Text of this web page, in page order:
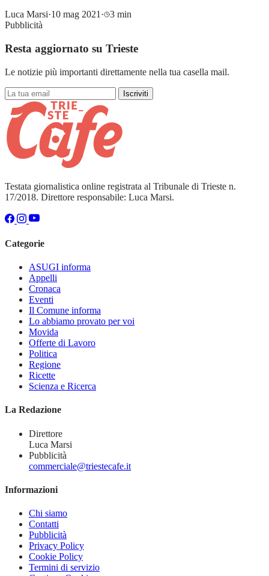
Luca Marsi·10 mag 2021 ·
3 min
Pubblicità
Resta aggiornato su Trieste
Le notizie più importanti direttamente nella tua casella mail.
Iscriviti
Testata giornalistica online registrata al Tribunale di Trieste n.
17/2018. Direttore responsabile: Luca Marsi.
Categorie
ASUGI informa
Appelli
Cronaca
Eventi
Il Comune informa
Lo abbiamo provato per voi
Movida
Offerte di Lavoro
Politica
Regione
Ricette
Scienza e Ricerca
La Redazione
Direttore
Luca Marsi
Pubblicità
commerciale@triestecafe.it
Informazioni
Chi siamo
Contatti
Pubblicità
Privacy Policy
Cookie Policy
Termini di servizio